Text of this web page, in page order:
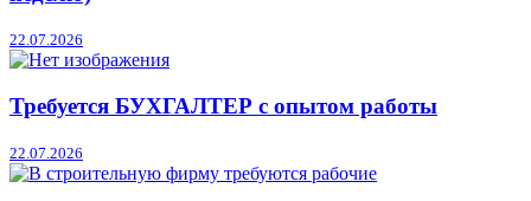
22.07.2026
Требуется БУХГАЛТЕР с опытом работы
22.07.2026